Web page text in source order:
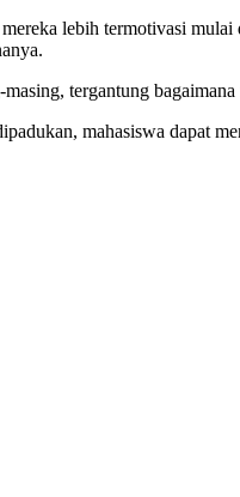
lebih termotivasi
tergantung
mahasiswa dapat